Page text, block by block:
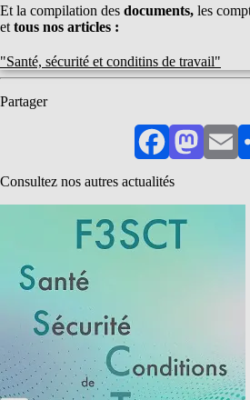
Et la compilation des documents, les
et tous nos articles :
"Santé, sécurité et conditins de travail"
Partager
FacebookMastodon
Consultez nos autres actualités